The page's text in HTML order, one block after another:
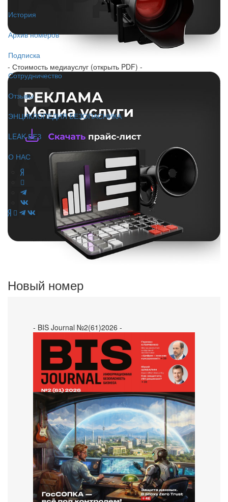
История
Архив номеров
Подписка
Сотрудничество
Отзывы
ЭНЦИКЛОПЕДИЯ БЕЗОПАСНИКА
LEAK-БЕЗ
О НАС
- Стоимость медиауслуг (открыть PDF) -
Новый номер
- BIS Journal №2(61)2026 -